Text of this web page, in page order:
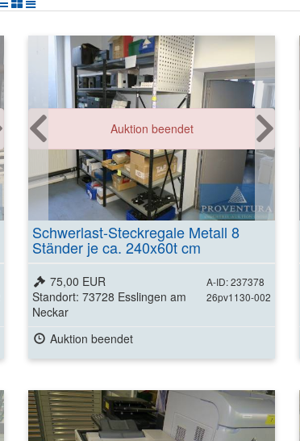
Auktion beendet
Schwerlast-Steckregale Metall 8
Ständer je ca. 240x60t cm
A-ID: 237378
26pv1130-002
75,00 EUR
Standort: 73728 Esslingen am
Neckar
Auktion beendet